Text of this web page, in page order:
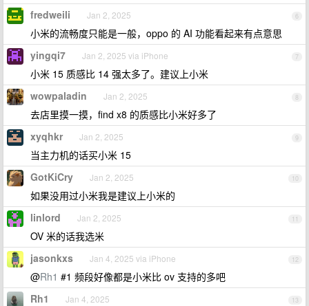
6
fredweili Jan 2, 2025
小米的流畅度只能是一般，oppo 的 AI 功能看起来有点意思
7
yingqi7 Jan 2, 2025 via iPhone
小米 15 质感比 14 强太多了。建议上小米
8
wowpaladin Jan 2, 2025
去店里摸一摸，find x8 的质感比小米好多了
9
xyqhkr Jan 2, 2025
当主力机的话买小米 15
10
GotKiCry Jan 2, 2025
如果没用过小米我是建议上小米的
11
linlord Jan 2, 2025
OV 米的话我选米
12
jasonkxs Jan 4, 2025 via iPhone
@Rh1 #1 频段好像都是小米比 ov 支持的多吧
13
Rh1 Jan 4, 2025